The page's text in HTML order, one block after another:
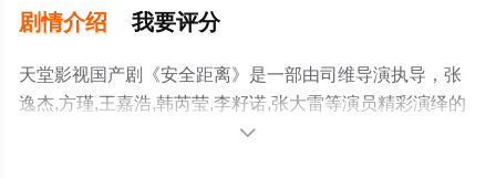
剧情介绍 我要评分
天堂影视国产剧《安全距离》是一部由司维导演执导，张
逸杰,方瑾,王嘉浩,韩芮莹,李籽诺,张大雷等演员精彩演绎的
大陆电视剧，大结局剧情已揭晓（第24集已完结），手机
